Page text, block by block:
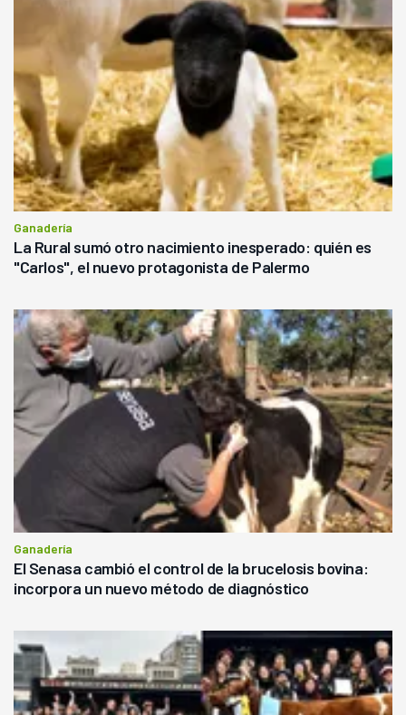
Ganadería
La Rural sumó otro nacimiento inesperado: quién es
"Carlos", el nuevo protagonista de Palermo
Ganadería
El Senasa cambió el control de la brucelosis bovina:
incorpora un nuevo método de diagnóstico